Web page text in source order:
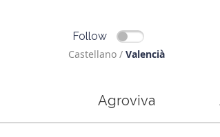
Follow
Castellano / Valencià
Agroviva